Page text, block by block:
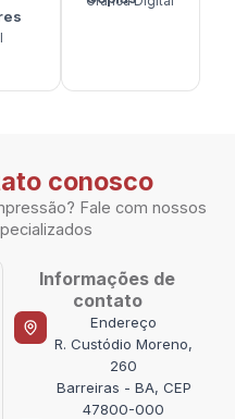
conosco
Fale com nossos
Informações de
contato
Endereço
R. Custódio Moreno,
260
Barreiras - BA, CEP
47800-000